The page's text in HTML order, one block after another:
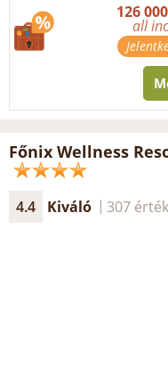
126
all
Főnix Wellness
4.4 Kiváló 307